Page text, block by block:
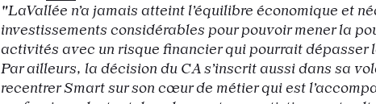
"LaVallée n’a jamais atteint l’équilibre économique et
investissements considérables pour pouvoir mener la
activités avec un risque financier qui pourrait dépasser
Par ailleurs, la décision du CA s’inscrit aussi dans sa
recentrer Smart sur son cœur de métier qui est